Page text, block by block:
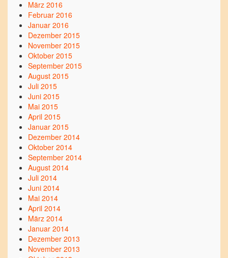
März 2016
Februar 2016
Januar 2016
Dezember 2015
November 2015
Oktober 2015
September 2015
August 2015
Juli 2015
Juni 2015
Mai 2015
April 2015
Januar 2015
Dezember 2014
Oktober 2014
September 2014
August 2014
Juli 2014
Juni 2014
Mai 2014
April 2014
März 2014
Januar 2014
Dezember 2013
November 2013